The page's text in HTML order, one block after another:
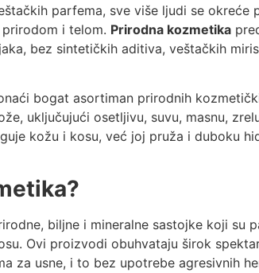
parfema, sve više ljudi se okreće
i telom. Prirodna kozmetika
bez sintetičkih aditiva, veštačkih
bogat asortiman prirodnih
uključujući osetljivu, suvu, masnu,
kožu i kosu, već joj pruža i duboku
biljne i mineralne sastojke koji su
Ovi proizvodi obuhvataju širok
za usne, i to bez upotrebe agresivnih